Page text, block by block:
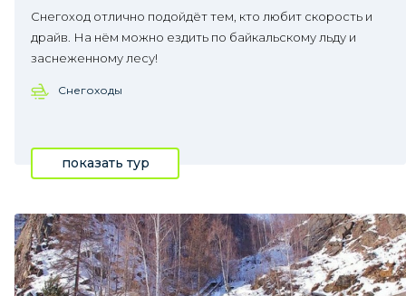
Снегоход отлично подойдёт тем, кто любит скорость и
драйв. На нём можно ездить по байкальскому льду и
заснеженному лесу!
Снегоходы
показать тур